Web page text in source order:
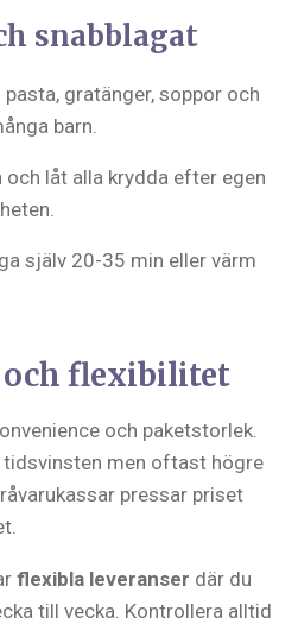
snabblagat
gratänger, soppor och
barn.
och låt alla krydda efter egen
själv 20-35 min eller värm
och flexibilitet
och paketstorlek.
men oftast högre
pressar priset
flexibla leveranser där du
till vecka. Kontrollera alltid